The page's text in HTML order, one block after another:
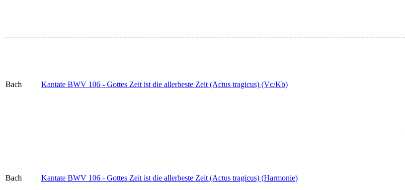
Bach Kantate BWV 106 - Gottes Zeit ist die allerbeste Zeit (Actus tragicus) (Vc/Kb)
Bach Kantate BWV 106 - Gottes Zeit ist die allerbeste Zeit (Actus tragicus) (Harmonie)